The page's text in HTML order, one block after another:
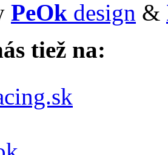
PeOk design &
tiež na: